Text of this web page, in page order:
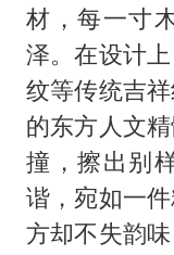
材，每一寸
泽。在设计
纹等传统吉
的东方人文
撞，擦出别
谐，宛如一
方却不失韵